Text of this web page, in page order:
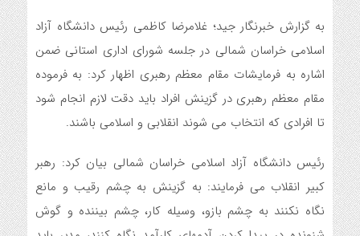
به گزارش خبرنگار جید؛ غلامرضا کاظمی رئیس دانشگاه آزاد
اسلامی خراسان شمالی در جلسه شورای اداری استانی ضمن
اشاره به فرمایشات مقام معظم رهبری اظهار کرد: به فرموده
مقام معظم رهبری در گزینش افراد باید دقت لازم انجام شود
تا افرادی که انتخاب می شوند انقلابی و اسلامی باشند.
رئیس دانشگاه آزاد اسلامی خراسان شمالی بیان کرد: رهبر
کبیر انقلاب می فرمایند: به گزینش به چشم رقیب و مانع
نگاه نکنند به چشم بازو، وسیله کار، چشم بیننده و گوش